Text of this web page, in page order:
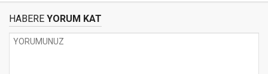
HABERE YORUM KAT